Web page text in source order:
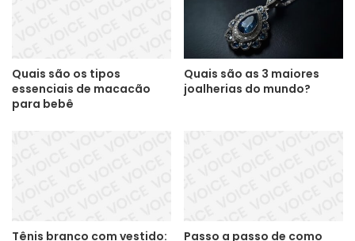
Quais são os tipos
essenciais de macacão
para bebê
Quais são as 3 maiores
joalherias do mundo?
Tênis branco com vestido: Passo a passo de como